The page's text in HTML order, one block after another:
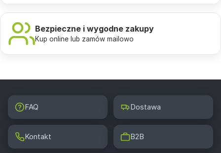
Bezpieczne i wygodne zakupy
Kup online lub zamów mailowo
FAQ Dostawa
Kontakt B2B